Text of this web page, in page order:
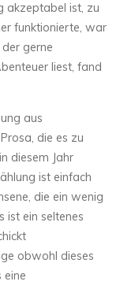
akzeptabel ist, zu
funktionierte, war
gerne
liest, fand
aus
die es zu
diesem Jahr
ist einfach
die ein wenig
ist ein seltenes
obwohl dieses
eine